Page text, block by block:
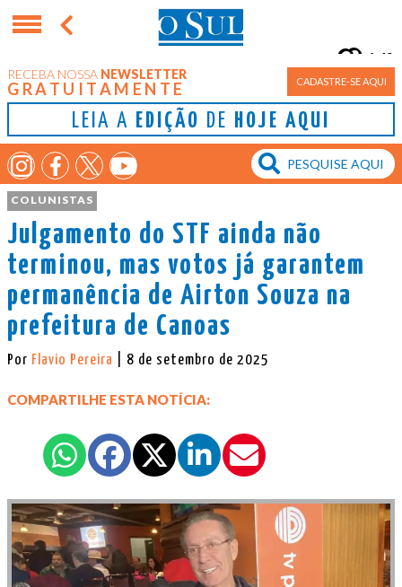
RECEBA NOSSA NEWSLETTER
GRATUITAMENTE CADASTRE-SE AQUI
LEIA A EDIÇÃO DE HOJE AQUI
Porto Alegre
14°
COLUNISTAS
Julgamento do STF ainda não
terminou, mas votos já garantem
permanência de Airton Souza na
prefeitura de Canoas
Por Flavio Pereira | 8 de setembro de 2025
COMPARTILHE ESTA NOTÍCIA: